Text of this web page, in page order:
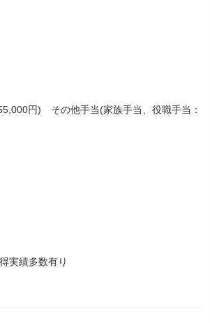
円) その他手当(家族手当、役職手当：
実績多数有り